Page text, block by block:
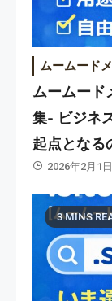
ムームード
ムームード
集- ビジネ
起点となる
2026年2月1日
3 MINS